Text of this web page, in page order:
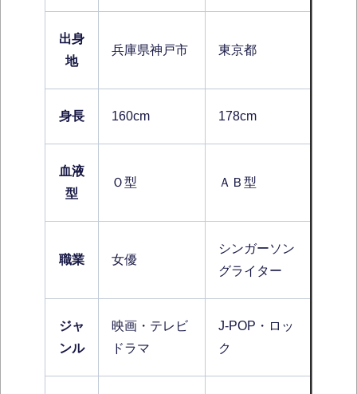
出身
地
兵庫県神戸市 東京都
身長 160cm 178cm
血液
型
Ｏ型 ＡＢ型
職業 女優
シンガーソン
グライター
ジャ
ンル
映画・テレビ
ドラマ
J-POP・ロッ
ク